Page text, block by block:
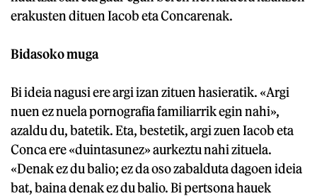
erakusten dituen Iacob eta Concarenak.
Bidasoko muga
Bi ideia nagusi ere argi izan zituen hasieratik. «Argi
nuen ez nuela pornografia familiarrik egin nahi»,
azaldu du, batetik. Eta, bestetik, argi zuen Iacob eta
Conca ere «duintasunez» aurkeztu nahi zituela.
«Denak ez du balio; ez da oso zabalduta dagoen ideia
bat, baina denak ez du balio. Bi pertsona hauek